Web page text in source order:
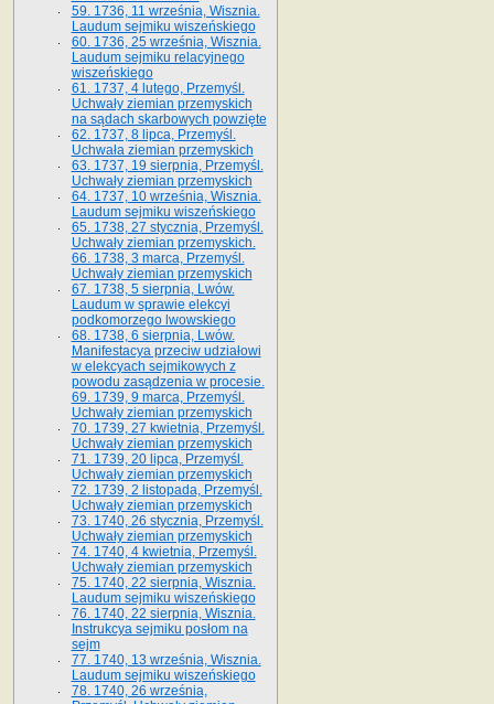
59. 1736, 11 września, Wisznia.
Laudum sejmiku wiszeńskiego
60. 1736, 25 września, Wisznia.
Laudum sejmiku relacyjnego
wiszeńskiego
61. 1737, 4 lutego, Przemyśl.
Uchwały ziemian przemyskich
na sądach skarbowych powzięte
62. 1737, 8 lipca, Przemyśl.
Uchwała ziemian przemyskich
63. 1737, 19 sierpnia, Przemyśl.
Uchwały ziemian przemyskich
64. 1737, 10 września, Wisznia.
Laudum sejmiku wiszeńskiego
65. 1738, 27 stycznia, Przemyśl.
Uchwały ziemian przemyskich­­.
66. 1738, 3 marca, Przemyśl.
Uchwały ziemian przemyskich­
67. 1738, 5 sierpnia, Lwów.
Laudum w sprawie elekcyi
podkomorzego lwowskiego
68. 1738, 6 sierpnia, Lwów.
Manifestacya przeciw udziałowi
w elekcyach sejmikowych z
powodu zasądzenia w procesie.
69. 1739, 9 marca, Przemyśl.
Uchwały ziemian przemyskich
70. 1739, 27 kwietnia, Przemyśl.
Uchwały ziemian przemyskich
71. 1739, 20 lipca, Przemyśl.
Uchwały ziemian przemyskich
72. 1739, 2 listopada, Przemyśl.
Uchwały ziemian przemyskich
73. 1740, 26 stycznia, Przemyśl.
Uchwały ziemian przemyskich
74. 1740, 4 kwietnia, Przemyśl.
Uchwały ziemian przemyskich
75. 1740, 22 sierpnia, Wisznia.
Laudum sejmiku wiszeńskiego
76. 1740, 22 sierpnia, Wisznia.
Instrukcya sejmiku posłom na
sejm
77. 1740, 13 września, Wisznia.
Laudum sejmiku wiszeńskiego
78. 1740, 26 września,